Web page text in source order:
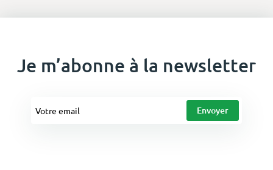
Je m’abonne à la newsletter